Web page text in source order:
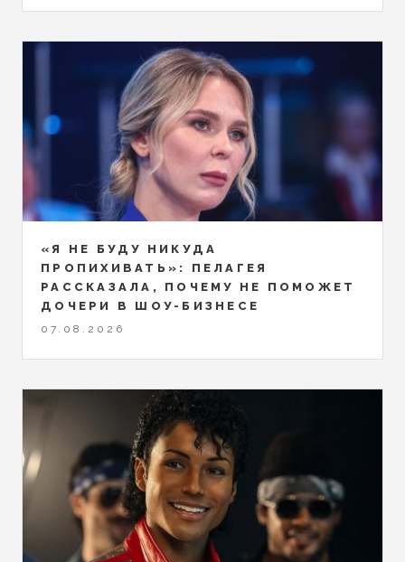
«Я НЕ БУДУ НИКУДА
ПРОПИХИВАТЬ»: ПЕЛАГЕЯ
РАССКАЗАЛА, ПОЧЕМУ НЕ ПОМОЖЕТ
ДОЧЕРИ В ШОУ-БИЗНЕСЕ
07.08.2026